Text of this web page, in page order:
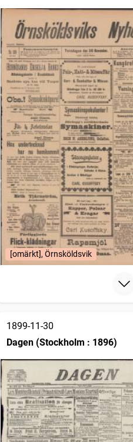
[omärkt], Örnsköldsvik
1899-11-30
Dagen (Stockholm : 1896)